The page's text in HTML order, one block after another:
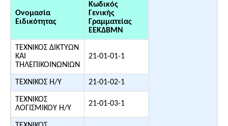
Ονομασία
Ειδικότητας
Κωδικός
Γενικής
Γραμματείας
ΕΕΚΔΒΜΝ
ΤΕΧΝΙΚΟΣ ΔΙΚΤΥΩΝ
ΚΑΙ
ΤΗΛΕΠΙΚΟΙΝΩΝΙΩΝ
21-01-01-1
ΤΕΧΝΙΚΟΣ Η/Υ 21-01-02-1
ΤΕΧΝΙΚΟΣ
ΛΟΓΙΣΜΙΚΟΥ Η/Υ
21-01-03-1